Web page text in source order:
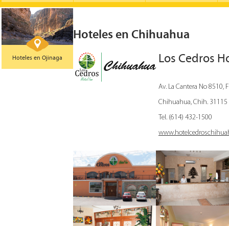
Hoteles en Ojinaga
Hoteles en Chihuahua
Los Cedros
Av. La Cantera No 8510,
Chihuahua, Chih. 31115
Tel. (614) 432-1500